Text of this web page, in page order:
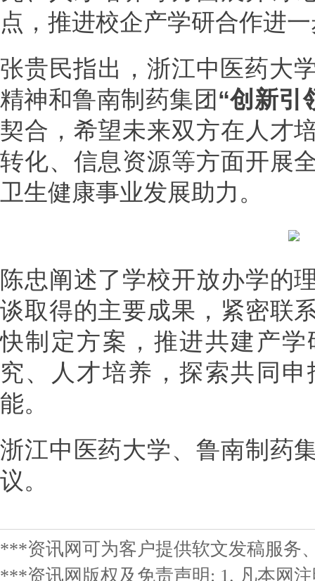
点，推进校企产学研合作进
张贵民指出，浙江中医药大
精神和鲁南制药集团 “创新引
契合，希望未来双方在人才
转化、信息资源等方面开展
卫生健康事业发展助力。
陈忠阐述了学校开放办学的
谈取得的主要成果，紧密联
快制定方案，推进共建产
究、人才培养，探索共同
能。
浙江中医药大学、鲁南制药
议。
***资讯网可为客户提供软文发稿服务
***资讯网版权及免责声明: 1. 凡本网